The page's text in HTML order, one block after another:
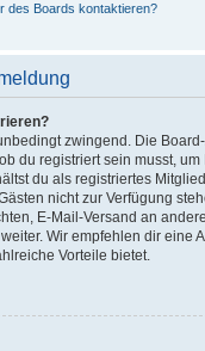
des Boards kontaktieren?
zwingend. Die
du registriert sein musst, um
du als registriertes
nicht zur Verfügung
E-Mail-Versand an
Wir empfehlen dir eine
Vorteile bietet.